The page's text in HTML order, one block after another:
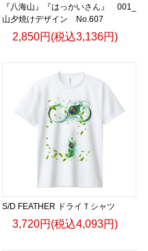
『八海山』『はっかいさん』 001_
山夕焼けデザイン No.607
2,850円(税込3,136円)
S/D FEATHER ドライＴシャツ
3,720円(税込4,093円)